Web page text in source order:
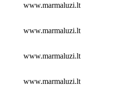
www.marmaluzi.lt
www.marmaluzi.lt
www.marmaluzi.lt
www.marmaluzi.lt